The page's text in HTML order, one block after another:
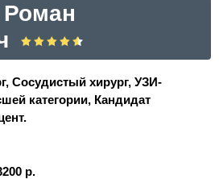
Сосудистый хирург, УЗИ-
категории, Кандидат
р.